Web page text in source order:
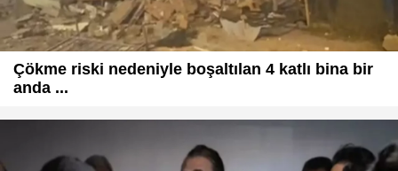
Çökme riski nedeniyle boşaltılan 4 katlı bina bir
anda ...